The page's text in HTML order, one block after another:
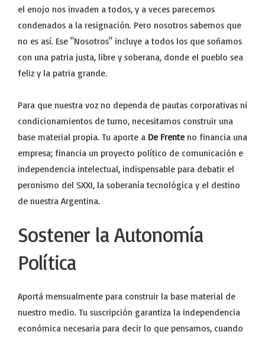
el enojo nos invaden a todos, y a veces parecemos
condenados a la resignación. Pero nosotros sabemos que
no es así. Ese "Nosotros" incluye a todos los que soñamos
con una patria justa, libre y soberana, donde el pueblo sea
feliz y la patria grande.
Para que nuestra voz no dependa de pautas corporativas ni
condicionamientos de turno, necesitamos construir una
base material propia. Tu aporte a De Frenteno financia una
empresa; financia un proyecto político de comunicación e
independencia intelectual, indispensable para debatir el
peronismo del SXXI, la soberanía tecnológica y el destino
de nuestra Argentina.
Sostener la Autonomía
Política
Aportá mensualmente para construir la base material de
nuestro medio. Tu suscripción garantiza la independencia
económica necesaria para decir lo que pensamos, cuando